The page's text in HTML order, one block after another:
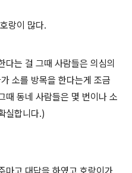
랑이 많다.
는 걸 그때 사람들은 의심의
소를 방목을 한다는게 조금
때 동네 사람들은 몇 번이나 소
실합니다.)